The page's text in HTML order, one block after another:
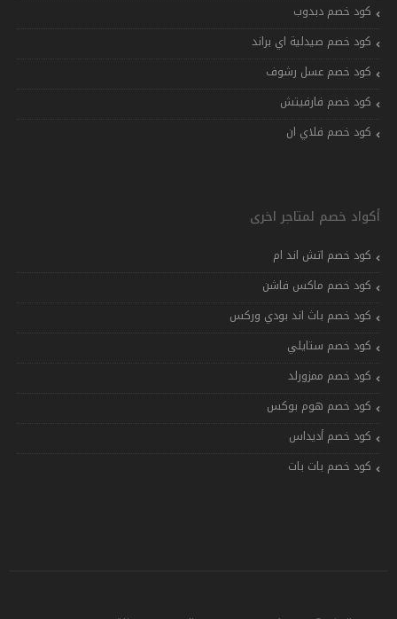
كود خصم دبدوب
كود خصم صيدلية اي براند
كود خصم عسل رشوف
كود خصم فارفيتش
كود خصم فلاي ان
أكواد خصم لمتاجر اخرى
كود خصم اتش اند ام
كود خصم ماكس فاشن
كود خصم باث اند بودي وركس
كود خصم ستايلي
كود خصم ممزورلد
كود خصم هوم بوكس
كود خصم أديداس
كود خصم بات بات